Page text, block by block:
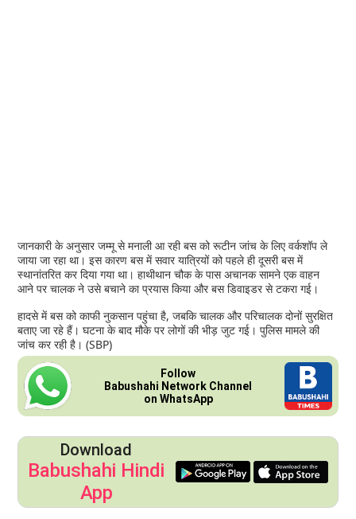
जानकारी के अनुसार जम्मू से मनाली आ रही बस को रूटीन जांच के लिए वर्कशॉप ले
जाया जा रहा था। इस कारण बस में सवार यात्रियों को पहले ही दूसरी बस में
स्थानांतरित कर दिया गया था। हाथीथान चौक के पास अचानक सामने एक वाहन
आने पर चालक ने उसे बचाने का प्रयास किया और बस डिवाइडर से टकरा गई।
हादसे में बस को काफी नुकसान पहुंचा है, जबकि चालक और परिचालक दोनों सुरक्षित
बताए जा रहे हैं। घटना के बाद मौके पर लोगों की भीड़ जुट गई। पुलिस मामले की
जांच कर रही है। (SBP)
Follow
Babushahi Network Channel
on WhatsApp
Download
Babushahi Hindi
App